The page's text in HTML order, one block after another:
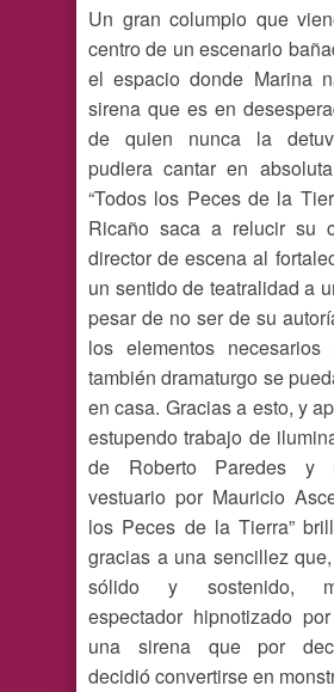
Un gran columpio que
centro de un escenario
el espacio donde Marina
sirena que es en
de quien nunca la
pudiera cantar en
“Todos los Peces de la
Ricaño saca a relucir su
director de escena al
un sentido de teatralidad a
pesar de no ser de su
los elementos
también dramaturgo se
en casa. Gracias a esto, y
estupendo trabajo de
de Roberto Paredes y
vestuario por Mauricio
los Peces de la Tierra”
gracias a una sencillez
sólido y sostenido,
espectador hipnotizado
una sirena que por
decidió convertirse en